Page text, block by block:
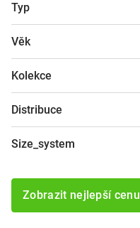
Typ
Věk
Kolekce
Distribuce
Size_system
Zobrazit nejlepší cenu